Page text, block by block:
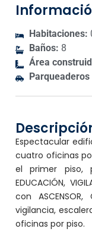
Habitaciones:
Baños: 8
Área
Parqueaderos
Espectacular
cuatro oficinas
el primer piso,
EDUCACIÓN,
con
vigilancia,
oficinas por piso.